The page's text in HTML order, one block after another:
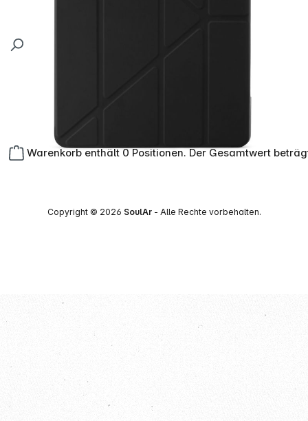
Warenkorb enthält 0 Positionen. Der Gesamtwert
Copyright © 2026 SoulAr- Alle Rechte vorbehalten.